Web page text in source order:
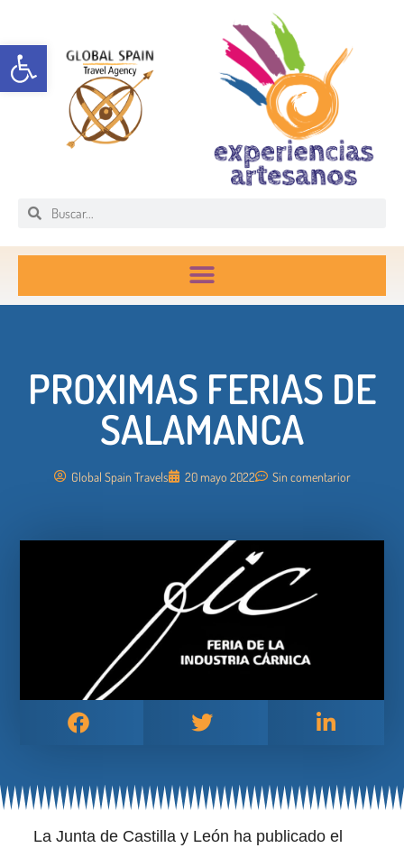
Abrir barra de herramientas
PROXIMAS FERIAS DE
SALAMANCA
Global Spain Travels 20 mayo 2022 Sin comentarior
La Junta de Castilla y León ha publicado el